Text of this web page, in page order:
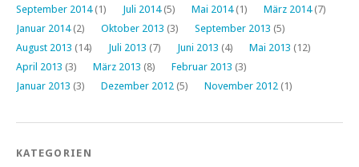
September 2014(1) Juli 2014(5) Mai 2014(1) März 2014(7)
Januar 2014(2) Oktober 2013 (3) September 2013 (5)
August 2013 (14) Juli 2013 (7) Juni 2013 (4) Mai 2013 (12)
April 2013 (3) März 2013 (8) Februar 2013 (3)
Januar 2013 (3) Dezember 2012 (5) November 2012 (1)
KATEGORIEN